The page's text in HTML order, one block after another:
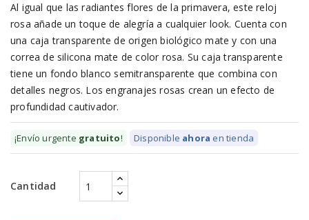
Al igual que las radiantes flores de la primavera, este reloj
rosa añade un toque de alegría a cualquier look. Cuenta con
una caja transparente de origen biológico mate y con una
correa de silicona mate de color rosa. Su caja transparente
tiene un fondo blanco semitransparente que combina con
detalles negros. Los engranajes rosas crean un efecto de
profundidad cautivador.
¡Envío urgente gratuito! Disponible ahora en tienda
Cantidad